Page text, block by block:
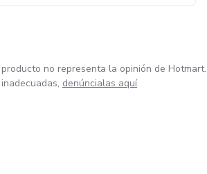
no representa la opinión de Hotmart.
denúncialas aquí